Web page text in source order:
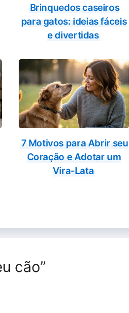
Brinquedos caseiros
para gatos: ideias fáceis
e divertidas
7 Motivos para Abrir seu
Coração e Adotar um
Vira-Lata
cão”